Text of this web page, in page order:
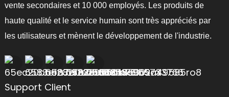
vente secondaires et 10 000 employés. Les produits de
haute qualité et le service humain sont très appréciés par
les utilisateurs et mènent le développement de l'industrie.
Support Client